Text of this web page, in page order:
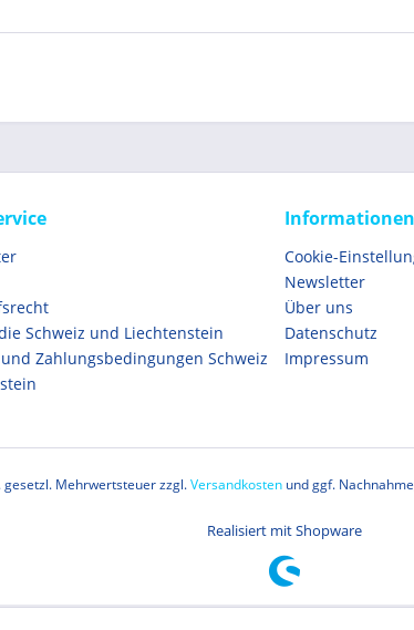
Schweiz und Liechtenstein
Zahlungsbedingungen Schweiz
Informationen
Cookie-
Newsletter
Über uns
Datenschutz
Impressum
gesetzl. Mehrwertsteuer zzgl.Versandkostenund ggf.
Realisiert mit Shopware